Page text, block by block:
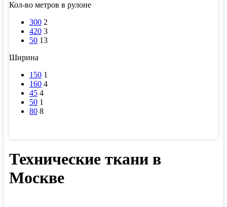
Кол-во метров в рулоне
300 2
420 3
50 13
Ширина
150 1
160 4
45 4
50 1
80 8
Технические ткани в
Москве